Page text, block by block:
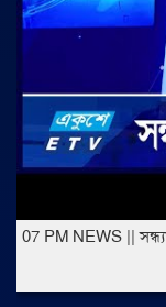
07 PM NEWS ||